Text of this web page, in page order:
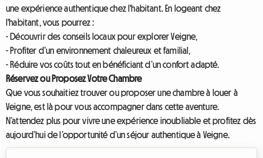
une expérience authentique chez l'habitant. En logeant chez
l'habitant, vous pourrez :
- Découvrir des conseils locaux pour explorer Veigne,
- Profiter d’un environnement chaleureux et familial,
- Réduire vos coûts tout en bénéficiant d’un confort adapté.
Réservez ou Proposez Votre Chambre
Que vous souhaitiez trouver ou proposer une chambre à louer à
Veigne, est là pour vous accompagner dans cette aventure.
N’attendez plus pour vivre une expérience inoubliable et profitez dès
aujourd’hui de l’opportunité d’un séjour authentique à Veigne.